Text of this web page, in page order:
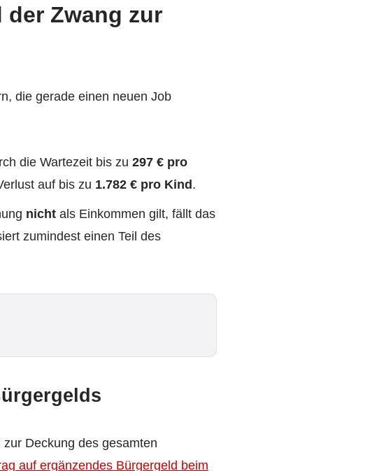
der Zwang zur
die gerade einen neuen Job
die Wartezeit bis zu 297 € pro
auf bis zu 1.782 € pro Kind .
nicht als Einkommen gilt, fällt das
zumindest einen Teil des
Deckung des gesamten
auf ergänzendes Bürgergeld beim